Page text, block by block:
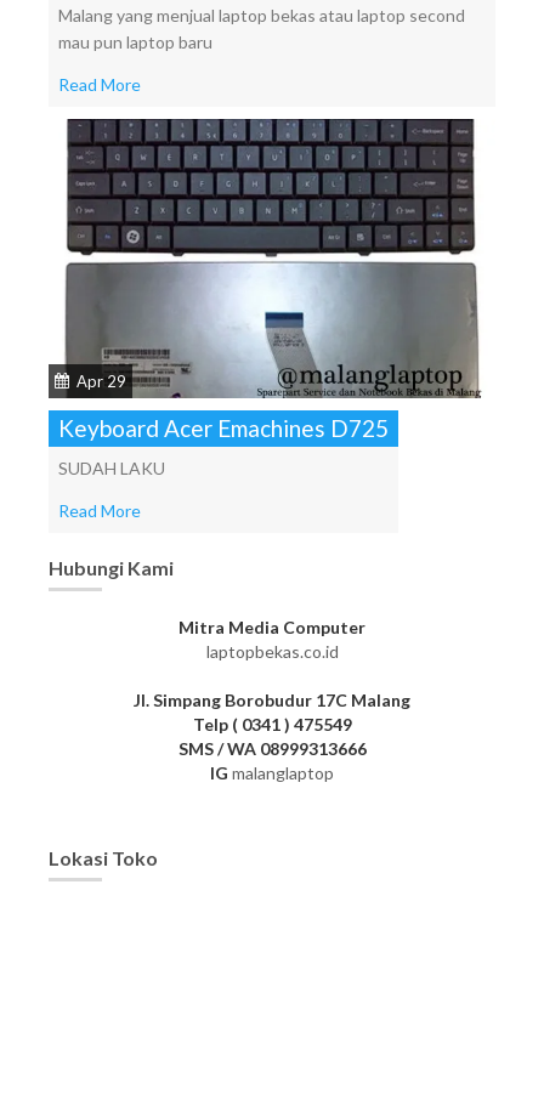
Malang yang menjual laptop bekas atau laptop second
mau pun laptop baru
Read More
Apr 29
Keyboard Acer Emachines D725
SUDAH LAKU
Read More
Hubungi Kami
Mitra Media Computer
laptopbekas.co.id
Jl. Simpang Borobudur 17C Malang
Telp ( 0341 ) 475549
SMS / WA 08999313666
IG malanglaptop
Lokasi Toko